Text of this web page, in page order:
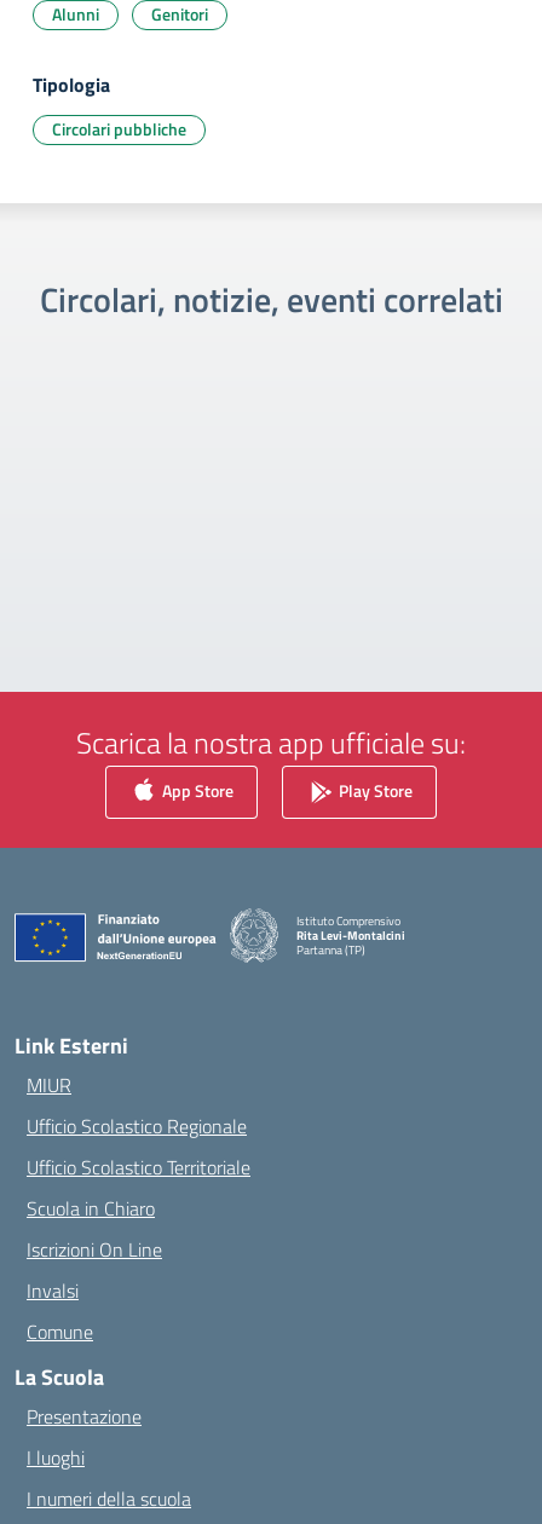
Alunni Genitori
Tipologia
Circolari pubbliche
Circolari, notizie, eventi correlati
Scarica la nostra app ufficiale su:
App Store Play Store
Istituto Comprensivo
Rita Levi-Montalcini
Partanna (TP)
Link Esterni
MIUR
Ufficio Scolastico Regionale
Ufficio Scolastico Territoriale
Scuola in Chiaro
Iscrizioni On Line
Invalsi
Comune
La Scuola
Presentazione
I luoghi
I numeri della scuola